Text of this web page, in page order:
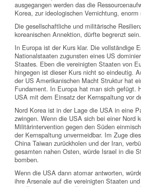
ausgegangen werden das die
Korea, zur ideologischen Vernichtung,
Die gesellschaftliche und militärische
koreanischen Annektion, dürfte begrenzt sein.
In Europa ist der Kurs klar. Die vollständige
Nationalstaaten zugunsten eines US
Staates. Eben die vereinigten Staaten von
hingegen ist dieser Kurs nicht so eindeutig.
der US Amerikanischen Macht Struktur hat
Fundament. In Europa hat man sich gefügt.
USA mit dem Einsatz der Kernspaltung vor
Nord Korea ist in der Lage die USA in eine
zwingen. Wenn die USA sich bei einer Nord
Militärintervention gegen den Süden
der Kernspaltung unvermeidbar. Im Zuge
China Taiwan zurückholen und der Iran,
gesamten nahen Osten, würde Israel in die
bomben.
Wenn die USA dann atomar antworten,
ihre Arsenale auf die vereinigten Staaten